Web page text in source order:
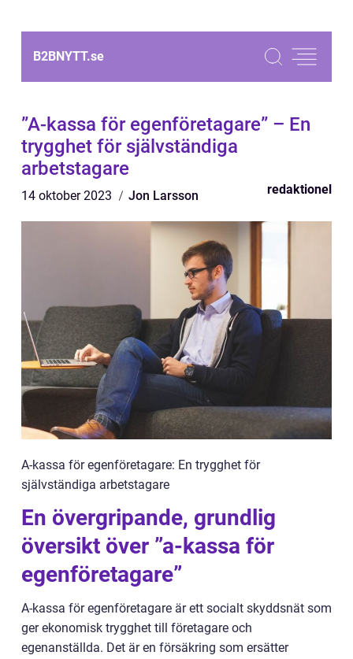
B2BNYTT.se
”A-kassa för egenföretagare” – En
trygghet för självständiga
arbetstagare
14 oktober 2023 Jon Larsson redaktionel
A-kassa för egenföretagare: En trygghet för
självständiga arbetstagare
En övergripande, grundlig
översikt över ”a-kassa för
egenföretagare”
A-kassa för egenföretagare är ett socialt skyddsnät som
ger ekonomisk trygghet till företagare och
egenanställda. Det är en försäkring som ersätter